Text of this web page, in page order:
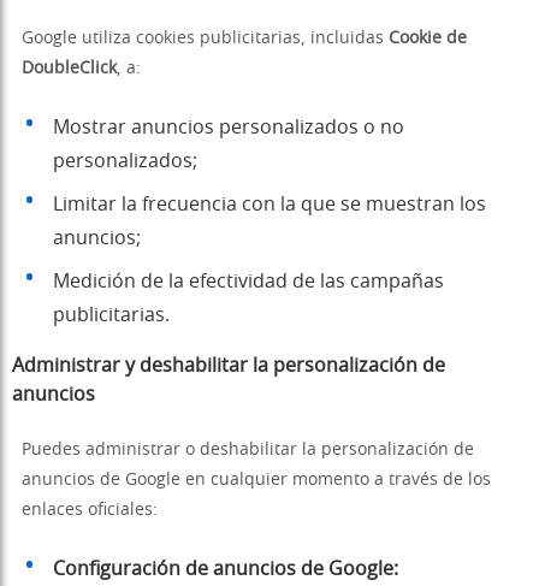
Google utiliza cookies publicitarias, incluidas Cookie de
DoubleClick, a:
Mostrar anuncios personalizados o no
personalizados;
Limitar la frecuencia con la que se muestran los
anuncios;
Medición de la efectividad de las campañas
publicitarias.
Administrar y deshabilitar la personalización de
anuncios
Puedes administrar o deshabilitar la personalización de
anuncios de Google en cualquier momento a través de los
enlaces oficiales:
Configuración de anuncios de Google: